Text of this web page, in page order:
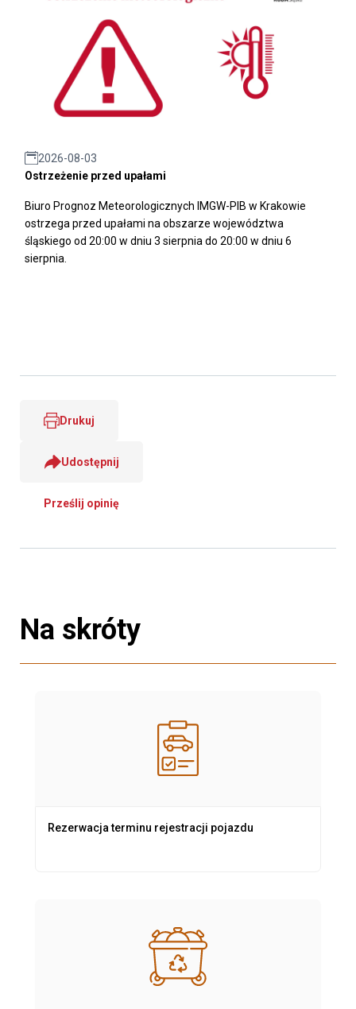
2026-08-03
Ostrzeżenie przed upałami
Biuro Prognoz Meteorologicznych IMGW-PIB w Krakowie
ostrzega przed upałami na obszarze województwa
śląskiego od 20:00 w dniu 3 sierpnia do 20:00 w dniu 6
sierpnia.
Drukuj
Udostępnij
Prześlij opinię
Na skróty
Rezerwacja terminu rejestracji pojazdu